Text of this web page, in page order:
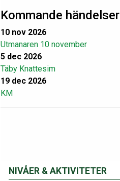
Kommande händelser
10 nov 2026
Utmanaren 10 november
5 dec 2026
Täby Knattesim
19 dec 2026
KM
NIVÅER & AKTIVITETER